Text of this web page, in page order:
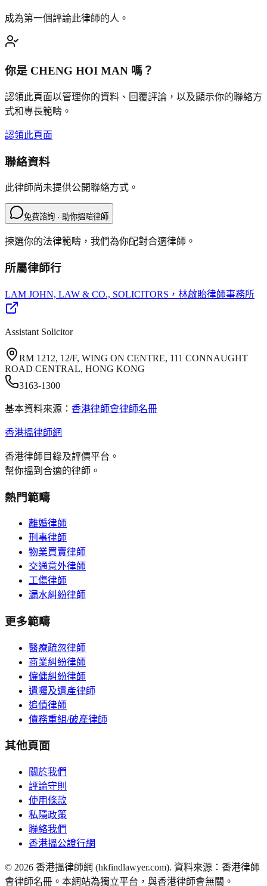
成為第一個評論此律師的人。
你是 CHENG HOI MAN 嗎？
認領此頁面以管理你的資料、回覆評論，以及顯示你的聯絡方
式和專長範疇。
認領此頁面
聯絡資料
此律師尚未提供公開聯絡方式。
免費諮詢 · 助你搵啱律師
揀選你的法律範疇，我們為你配對合適律師。
所屬律師行
LAM JOHN, LAW & CO., SOLICITORS ，林啟貽律師事務所
Assistant Solicitor
RM 1212, 12/F, WING ON CENTRE, 111 CONNAUGHT
ROAD CENTRAL, HONG KONG
3163-1300
基本資料來源： 香港律師會律師名冊
香港搵律師網
香港律師目錄及評價平台。
幫你搵到合適的律師。
熱門範疇
離婚律師
刑事律師
物業買賣律師
交通意外律師
工傷律師
漏水糾紛律師
更多範疇
醫療疏忽律師
商業糾紛律師
僱傭糾紛律師
遺囑及遺產律師
追債律師
債務重組/破產律師
其他頁面
關於我們
評論守則
使用條款
私隱政策
聯絡我們
香港搵公證行網
© 2026 香港搵律師網 (hkfindlawyer.com). 資料來源：香港律師
會律師名冊。本網站為獨立平台，與香港律師會無關。